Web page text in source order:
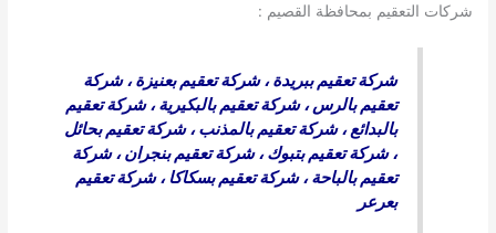
شركات التعقيم بمحافظة القصيم :
شركة تعقيم ببريدة،شركة تعقيم بعنيزة،شركة
تعقيم بالرس،شركة تعقيم بالبكيرية،شركة تعقيم
بالبدائع،شركة تعقيم بالمذنب،شركة تعقيم بحائل
،شركة تعقيم بتبوك،شركة تعقيم بنجران،شركة
تعقيم بالباحة،شركة تعقيم بسكاكا ،شركة تعقيم
بعرعر